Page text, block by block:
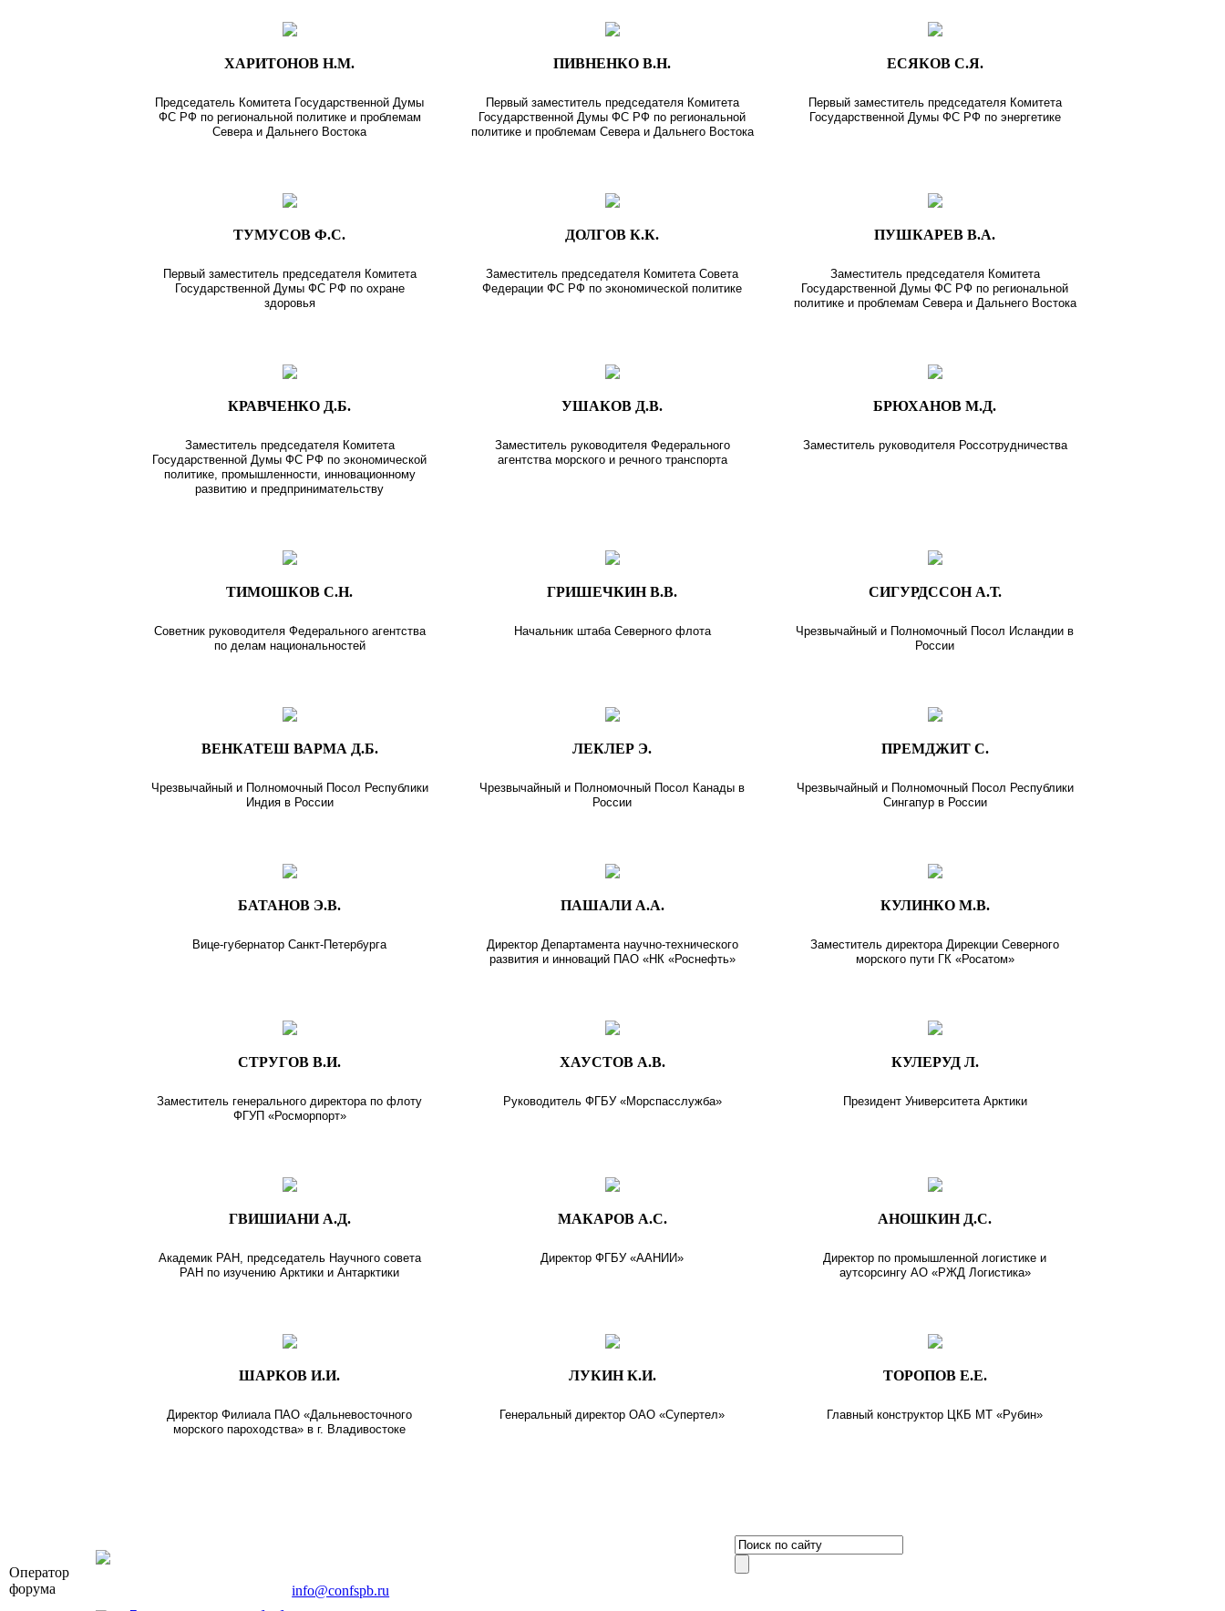
ХАРИТОНОВ Н.М.
Председатель Комитета Государственной Думы
ФС РФ по региональной политике и проблемам
Севера и Дальнего Востока
ПИВНЕНКО В.Н.
Первый заместитель председателя Комитета
Государственной Думы ФС РФ по региональной
политике и проблемам Севера и Дальнего Востока
ЕСЯКОВ С.Я.
Первый заместитель председателя Комитета
Государственной Думы ФС РФ по энергетике
ТУМУСОВ Ф.С.
Первый заместитель председателя Комитета
Государственной Думы ФС РФ по охране
здоровья
ДОЛГОВ К.К.
Заместитель председателя Комитета Совета
Федерации ФС РФ по экономической политике
ПУШКАРЕВ В.А.
Заместитель председателя Комитета
Государственной Думы ФС РФ по региональной
политике и проблемам Севера и Дальнего Востока
КРАВЧЕНКО Д.Б.
Заместитель председателя Комитета
Государственной Думы ФС РФ по экономической
политике, промышленности, инновационному
развитию и предпринимательству
УШАКОВ Д.В.
Заместитель руководителя Федерального
агентства морского и речного транспорта
БРЮХАНОВ М.Д.
Заместитель руководителя Россотрудничества
ТИМОШКОВ С.Н.
Советник руководителя Федерального агентства
по делам национальностей
ГРИШЕЧКИН В.В.
Начальник штаба Северного флота
СИГУРДССОН А.Т.
Чрезвычайный и Полномочный Посол Исландии в
России
ВЕНКАТЕШ ВАРМА Д.Б.
Чрезвычайный и Полномочный Посол Республики
Индия в России
ЛЕКЛЕР Э.
Чрезвычайный и Полномочный Посол Канады в
России
ПРЕМДЖИТ С.
Чрезвычайный и Полномочный Посол Республики
Сингапур в России
БАТАНОВ Э.В.
Вице-губернатор Санкт-Петербурга
ПАШАЛИ А.А.
Директор Департамента научно-технического
развития и инноваций ПАО «НК «Роснефть»
КУЛИНКО М.В.
Заместитель директора Дирекции Северного
морского пути ГК «Росатом»
СТРУГОВ В.И.
Заместитель генерального директора по флоту
ФГУП «Росморпорт»
ХАУСТОВ А.В.
Руководитель ФГБУ «Морспасслужба»
КУЛЕРУД Л.
Президент Университета Арктики
ГВИШИАНИ А.Д.
Академик РАН, председатель Научного совета
РАН по изучению Арктики и Антарктики
МАКАРОВ А.С.
Директор ФГБУ «ААНИИ»
АНОШКИН Д.С.
Директор по промышленной логистике и
аутсорсингу АО «РЖД Логистика»
ШАРКОВ И.И.
Директор Филиала ПАО «Дальневосточного
морского пароходства» в г. Владивостоке
ЛУКИН К.И.
Генеральный директор ОАО «Супертел»
ТОРОПОВ Е.Е.
Главный конструктор ЦКБ МТ «Рубин»
Оператор
форума
Тел. +7 (812) 327-93-70, E-mail:info@confspb.ru